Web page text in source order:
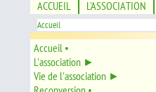
ACCUEIL L'ASSOCIATION
Accueil
Accueil •
L'association ►
Vie de l'association ►